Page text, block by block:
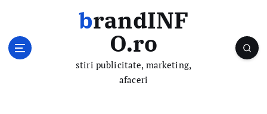
brandINF
O.ro
stiri publicitate, marketing,
afaceri